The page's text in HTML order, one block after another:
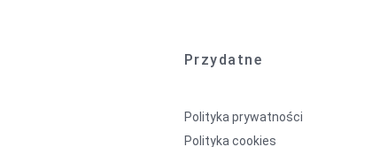
Przydatne
Polityka prywatności
Polityka cookies